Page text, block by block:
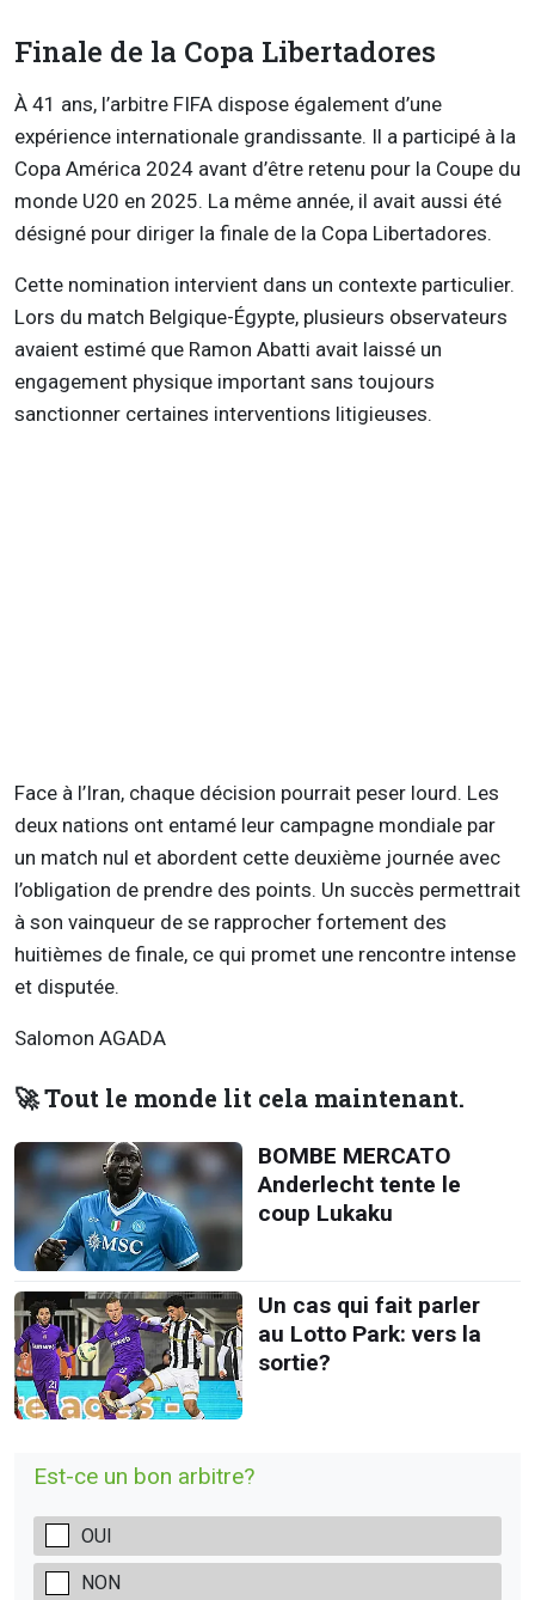
Finale de la Copa Libertadores
À 41 ans, l’arbitre FIFA dispose également d’une
expérience internationale grandissante. Il a participé à la
Copa América 2024 avant d’être retenu pour la Coupe du
monde U20 en 2025. La même année, il avait aussi été
désigné pour diriger la finale de la Copa Libertadores.
Cette nomination intervient dans un contexte particulier.
Lors du match Belgique-Égypte, plusieurs observateurs
avaient estimé que Ramon Abatti avait laissé un
engagement physique important sans toujours
sanctionner certaines interventions litigieuses.
Face à l’Iran, chaque décision pourrait peser lourd. Les
deux nations ont entamé leur campagne mondiale par
un match nul et abordent cette deuxième journée avec
l’obligation de prendre des points. Un succès permettrait
à son vainqueur de se rapprocher fortement des
huitièmes de finale, ce qui promet une rencontre intense
et disputée.
Salomon AGADA
🚀 Tout le monde lit cela maintenant.
BOMBE MERCATO
Anderlecht tente le
coup Lukaku
Un cas qui fait parler
au Lotto Park: vers la
sortie?
Est-ce un bon arbitre?
OUI
NON